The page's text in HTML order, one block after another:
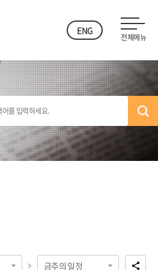
ENG
전체메뉴
금주의 일정